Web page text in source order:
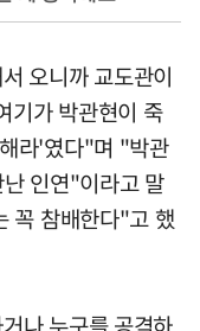
오니까 교도관이
기가 박관현이 죽
라'였다"며 "박관
인연"이라고 말
꼭 참배한다"고 했